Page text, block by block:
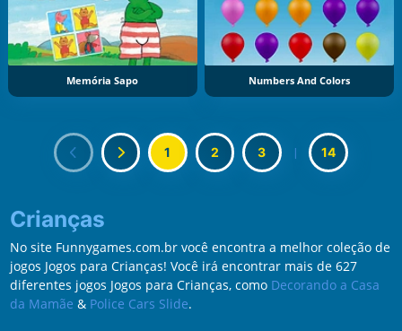
Memória Sapo Numbers And Colors
1 2 3 | 14
Crianças
No site Funnygames.com.br você encontra a melhor coleção de
jogos Jogos para Crianças! Você irá encontrar mais de 627
diferentes jogos Jogos para Crianças, como Decorando a Casa
da Mamãe & Police Cars Slide.